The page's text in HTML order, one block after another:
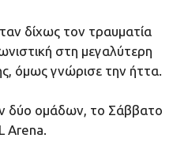
δίχως τον τραυματία
στη μεγαλύτερη
όμως γνώρισε την ήττα.
δύο ομάδων, το Σάββατο
Arena.